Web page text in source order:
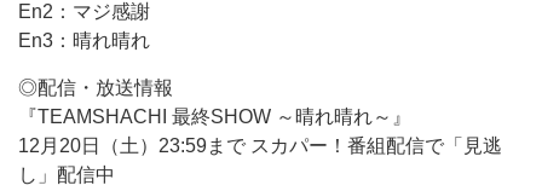
En2：マジ感謝
En3：晴れ晴れ
◎配信・放送情報
『TEAMSHACHI 最終SHOW ～晴れ晴れ～』
12月20日（土）23:59まで スカパー！番組配信で「見逃
し」配信中